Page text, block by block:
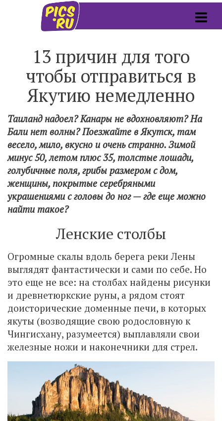
13 причин для того
чтобы отправиться в
Якутию немедленно
Таиланд надоел? Канары не вдохновляют? На
Бали нет волны? Поезжайте в Якутск, там
весело, мило, вкусно и очень странно. Зимой
минус 50, летом плюс 35, толстые лошади,
голубичные поля, грибы размером с дом,
женщины, покрытые серебряными
украшениями с головы до ног — где еще можно
найти такое?
Ленские столбы
Огромные скалы вдоль берега реки Лены
выглядят фантастически и сами по себе. Но
это еще не все: на столбах найдены рисунки
и древнетюркские руны, а рядом стоят
доисторические доменные печи, в которых
якуты (возводящие свою родословную к
Чингисхану, разумеется) выплавляли свои
железные ножи и наконечники для стрел.